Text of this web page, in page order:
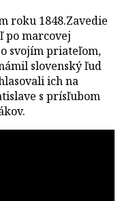
roku 1848.Zavedie
po marcovej
svojím priateľom,
slovenský ľud
ich na
s prísľubom